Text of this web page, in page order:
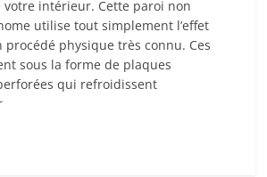
intérieur. Cette paroi non
utilise tout simplement l’effet
physique très connu. Ces
sous la forme de plaques
qui refroidissent